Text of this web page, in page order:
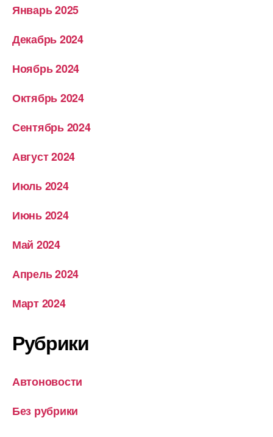
Январь 2025
Декабрь 2024
Ноябрь 2024
Октябрь 2024
Сентябрь 2024
Август 2024
Июль 2024
Июнь 2024
Май 2024
Апрель 2024
Март 2024
Рубрики
Автоновости
Без рубрики